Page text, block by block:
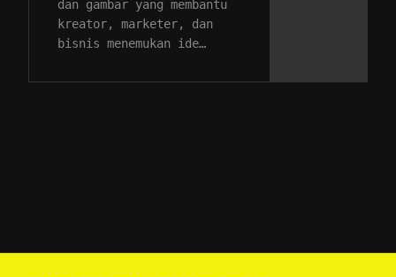
dan gambar yang membantu
kreator, marketer, dan
bisnis menemukan ide…